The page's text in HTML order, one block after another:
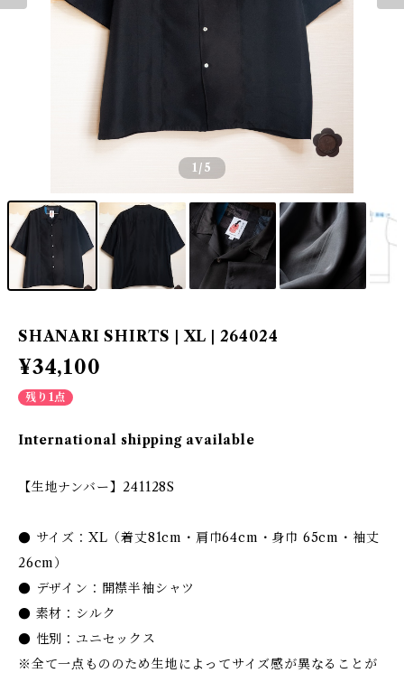
1 /5
SHANARI SHIRTS | XL | 264024
¥34,100
残り1点
International shipping available
【生地ナンバー】241128S
● サイズ：XL（着丈81cm・肩巾64cm・身巾 65cm・袖丈
26cm）
● デザイン：開襟半袖シャツ
● 素材：シルク
● 性別：ユニセックス
※全て一点もののため生地によってサイズ感が異なることが